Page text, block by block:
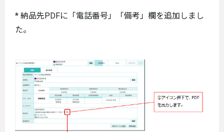
* 納品先PDFに「電話番号」「備考」欄を追加しまし
た。